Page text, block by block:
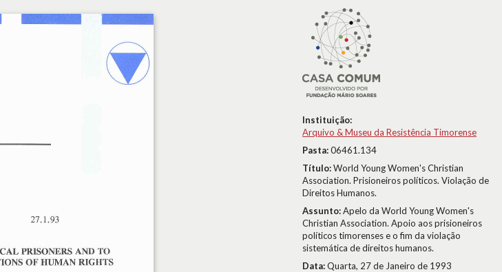
Instituição:
Arquivo & Museu da Resistência Timorense
Pasta:06461.134
Título:World Young Women's Christian
Association. Prisioneiros políticos. Violação de
Direitos Humanos.
Assunto:Apelo da World Young Women's
Christian Association. Apoio aos prisioneiros
políticos timorenses e o fim da violação
sistemática de direitos humanos.
Data:Quarta, 27 de Janeiro de 1993